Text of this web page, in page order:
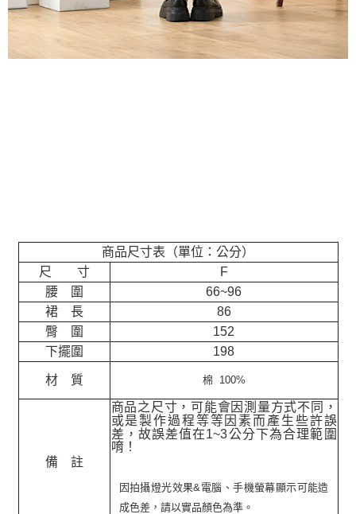
商品尺寸表（單位：公分）
尺 寸
F
腰 圍
66~96
裙 長
86
臀 圍
152
下擺圍
198
材 質 棉 100%
備 註
商品之尺寸，可能會因測量方式不同，
或是製作過程等等因素而產生些許誤
差，故誤差值在1~3公分下為合理範圍
唷！
因拍攝燈光效果&電腦、手機螢幕顯示可能造
成色差，請以實品顏色為準。